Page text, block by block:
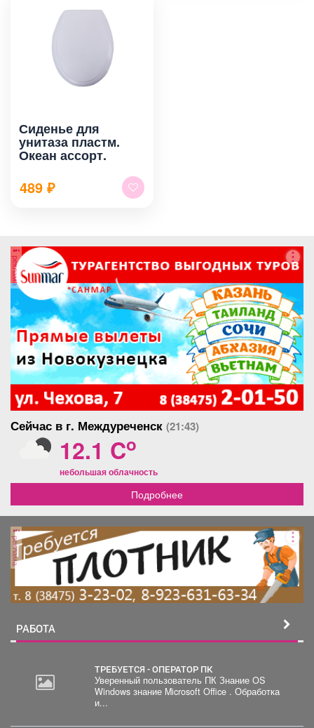
Сиденье для
унитаза пластм.
Океан ассорт.
489 ₽
реклама
Сейчас в г. Междуреченск (21:43)
12.1 Co
небольшая облачность
Подробнее
реклама
РАБОТА
ТРЕБУЕТСЯ - ОПЕРАТОР ПК
Уверенный пользователь ПК Знание OS
Windows знание Microsoft Office . Обработка
и...